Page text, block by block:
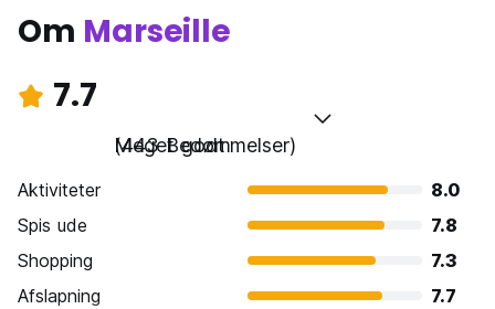
Om Marseille
7.7
Meget godt
(443 Bedømmelser)
Aktiviteter
8.0
Spis ude
7.8
Shopping
7.3
Afslapning
7.7